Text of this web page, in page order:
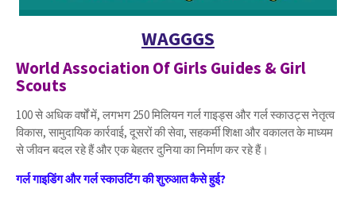
WAGGGS
World Association Of Girls Guides & Girl
Scouts
100 से अधिक वर्षों में, लगभग 250 मिलियन गर्ल गाइड्स और गर्ल स्काउट्स नेतृत्व
विकास, सामुदायिक कार्रवाई, दूसरों की सेवा, सहकर्मी शिक्षा और वकालत के माध्यम
से जीवन बदल रहे हैं और एक बेहतर दुनिया का निर्माण कर रहे हैं।
गर्ल गाइडिंग और गर्ल स्काउटिंग की शुरुआत कैसे हुई?